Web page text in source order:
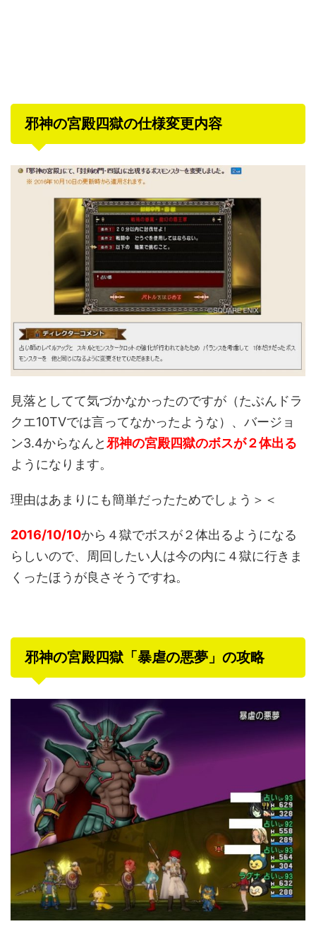
邪神の宮殿四獄の仕様変更内容
見落としてて気づかなかったのですが（たぶんドラ
クエ10TVでは言ってなかったような）、バージョ
ン3.4からなんと邪神の宮殿四獄のボスが２体出る
ようになります。
理由はあまりにも簡単だったためでしょう＞＜
2016/10/10から４獄でボスが２体出るようになる
らしいので、周回したい人は今の内に４獄に行きま
くったほうが良さそうですね。
邪神の宮殿四獄「暴虐の悪夢」の攻略